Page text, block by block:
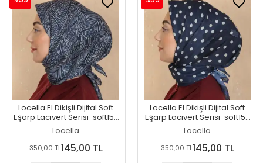
Locella El Dikişli Dijital Soft
Eşarp Lacivert Serisi-soft15-
05
Locella
350,00 TL145,00 TL
Locella El Dikişli Dijital Soft
Eşarp Lacivert Serisi-soft15-
04
Locella
350,00 TL145,00 TL